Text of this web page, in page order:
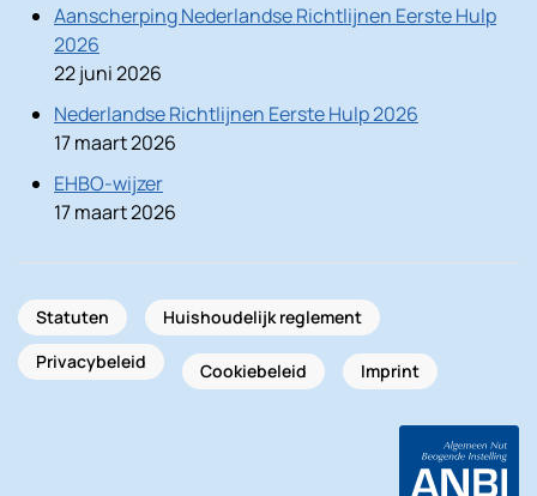
Aanscherping Nederlandse Richtlijnen Eerste Hulp
2026
22 juni 2026
Nederlandse Richtlijnen Eerste Hulp 2026
17 maart 2026
EHBO-wijzer
17 maart 2026
Statuten
Huishoudelijk reglement
Privacybeleid
Cookiebeleid Imprint